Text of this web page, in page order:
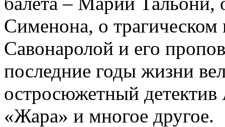
Сименона, о трагическом
Савонаролой и его
последние годы жизни
остросюжетный детектив
«Жара» и многое другое.